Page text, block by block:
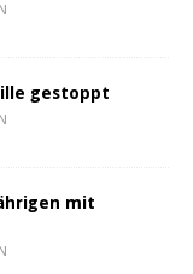
gestoppt
mit